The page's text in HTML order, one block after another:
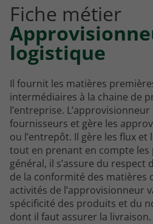
Fiche métier
logistique
Il fournit les matières
intermédiaires à la chaine de
l’entreprise.
fournisseurs et gère les
ou l’entrepôt. Il gère les flux
tout en prenant en compte les
général, il s’assure du
de la conformité des matières
activités de l’approvisionneur
spécificité des produits et du
dont il faut assurer la livraison.